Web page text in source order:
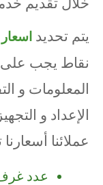
خلال تقديم
يتم تحديد
نقاط يجب على
المعلومات و
الإعداد و
عملائنا
عدد غرف